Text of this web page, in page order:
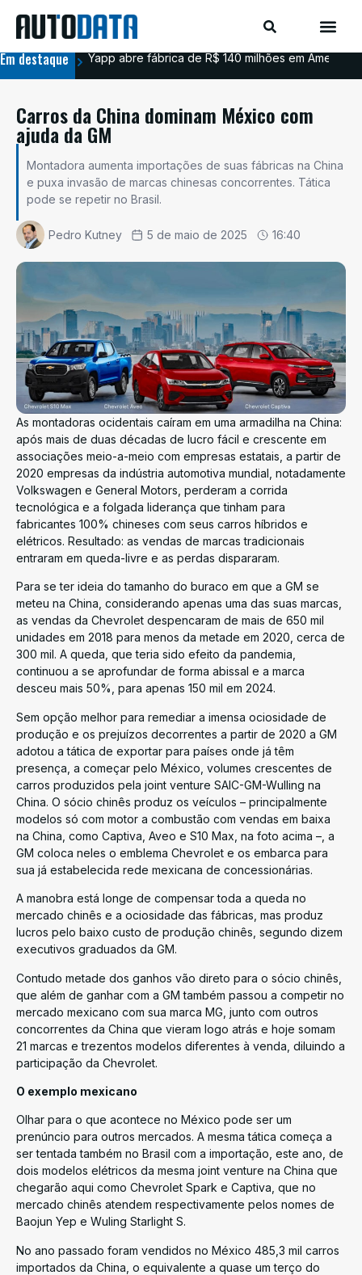
Em destaque Yapp abre fábrica de R$ 140 milhões em
Carros da China dominam México com
ajuda da GM
Montadora aumenta importações de suas fábricas na China
e puxa invasão de marcas chinesas concorrentes. Tática
pode se repetir no Brasil.
Pedro Kutney 5 de maio de 2025 16:40
As montadoras ocidentais caíram em uma armadilha na China:
após mais de duas décadas de lucro fácil e crescente em
associações meio-a-meio com empresas estatais, a partir de
2020 empresas da indústria automotiva mundial, notadamente
Volkswagen e General Motors, perderam a corrida
tecnológica e a folgada liderança que tinham para
fabricantes 100% chineses com seus carros híbridos e
elétricos. Resultado: as vendas de marcas tradicionais
entraram em queda-livre e as perdas dispararam.
Para se ter ideia do tamanho do buraco em que a GM se
meteu na China, considerando apenas uma das suas marcas,
as vendas da Chevrolet despencaram de mais de 650 mil
unidades em 2018 para menos da metade em 2020, cerca de
300 mil. A queda, que teria sido efeito da pandemia,
continuou a se aprofundar de forma abissal e a marca
desceu mais 50%, para apenas 150 mil em 2024.
Sem opção melhor para remediar a imensa ociosidade de
produção e os prejuízos decorrentes a partir de 2020 a GM
adotou a tática de exportar para países onde já têm
presença, a começar pelo México, volumes crescentes de
carros produzidos pela joint venture SAIC-GM-Wulling na
China. O sócio chinês produz os veículos – principalmente
modelos só com motor a combustão com vendas em baixa
na China, como Captiva, Aveo e S10 Max, na foto acima –, a
GM coloca neles o emblema Chevrolet e os embarca para
sua já estabelecida rede mexicana de concessionárias.
A manobra está longe de compensar toda a queda no
mercado chinês e a ociosidade das fábricas, mas produz
lucros pelo baixo custo de produção chinês, segundo dizem
executivos graduados da GM.
Contudo metade dos ganhos vão direto para o sócio chinês,
que além de ganhar com a GM também passou a competir no
mercado mexicano com sua marca MG, junto com outros
concorrentes da China que vieram logo atrás e hoje somam
21 marcas e trezentos modelos diferentes à venda, diluindo a
participação da Chevrolet.
O exemplo mexicano
Olhar para o que acontece no México pode ser um
prenúncio para outros mercados. A mesma tática começa a
ser tentada também no Brasil com a importação, este ano, de
dois modelos elétricos da mesma joint venture na China que
chegarão aqui como Chevrolet Spark e Captiva, que no
mercado chinês atendem respectivamente pelos nomes de
Baojun Yep e Wuling Starlight S.
No ano passado foram vendidos no México 485,3 mil carros
importados da China, o equivalente a quase um terço do